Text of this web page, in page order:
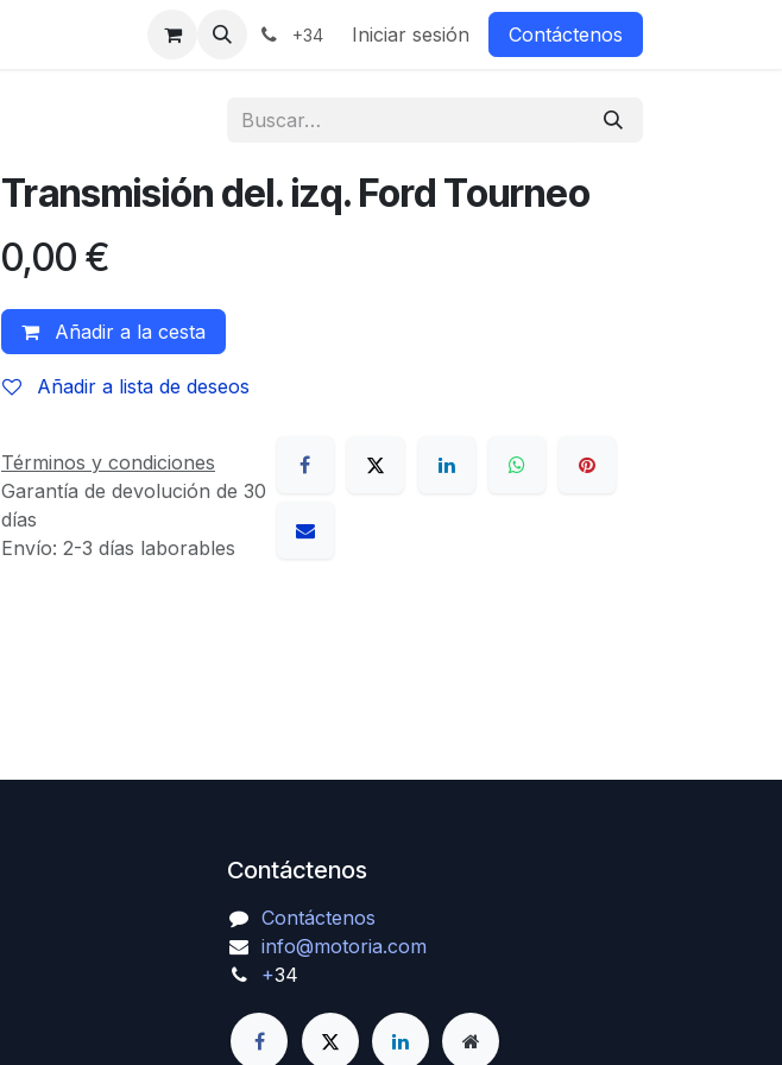
+34 Iniciar sesión Contáctenos
Transmisión del. izq. Ford Tourneo
0,00 €
Añadir a la cesta
Añadir a lista de deseos
Términos y condiciones
Garantía de devolución de 30
días
Envío: 2-3 días laborables
Contáctenos
Contáctenos
info@motoria.com
+34